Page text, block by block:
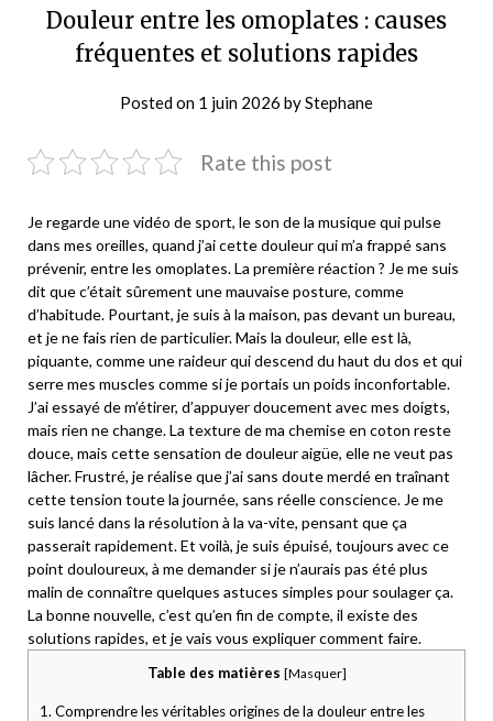
Douleur entre les omoplates : causes
fréquentes et solutions rapides
Posted on 1 juin 2026 byStephane
Rate this post
Je regarde une vidéo de sport, le son de la musique qui pulse
dans mes oreilles, quand j’ai cette douleur qui m’a frappé sans
prévenir, entre les omoplates. La première réaction ? Je me suis
dit que c’était sûrement une mauvaise posture, comme
d’habitude. Pourtant, je suis à la maison, pas devant un bureau,
et je ne fais rien de particulier. Mais la douleur, elle est là,
piquante, comme une raideur qui descend du haut du dos et qui
serre mes muscles comme si je portais un poids inconfortable.
J’ai essayé de m’étirer, d’appuyer doucement avec mes doigts,
mais rien ne change. La texture de ma chemise en coton reste
douce, mais cette sensation de douleur aigüe, elle ne veut pas
lâcher. Frustré, je réalise que j’ai sans doute merdé en traînant
cette tension toute la journée, sans réelle conscience. Je me
suis lancé dans la résolution à la va-vite, pensant que ça
passerait rapidement. Et voilà, je suis épuisé, toujours avec ce
point douloureux, à me demander si je n’aurais pas été plus
malin de connaître quelques astuces simples pour soulager ça.
La bonne nouvelle, c’est qu’en fin de compte, il existe des
solutions rapides, et je vais vous expliquer comment faire.
Table des matières [Masquer]
1. Comprendre les véritables origines de la douleur entre les